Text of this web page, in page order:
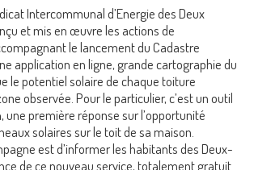
Intercommunal d’Energie des Deux
et mis en œuvre les actions de
le lancement du Cadastre
application en ligne, grande cartographie du
le potentiel solaire de chaque toiture
observée. Pour le particulier, c’est un outil
une première réponse sur l’opportunité
solaires sur le toit de sa maison.
est d’informer les habitants des Deux-
de ce nouveau service, totalement gratuit.